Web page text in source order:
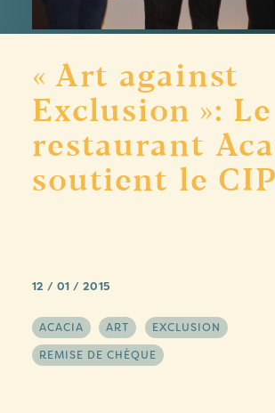
« Art against
Exclusion »: Le
restaurant
soutient le
12 / 01 / 2015
ACACIA ART
EXCLUSION
REMISE DE CHÈQUE